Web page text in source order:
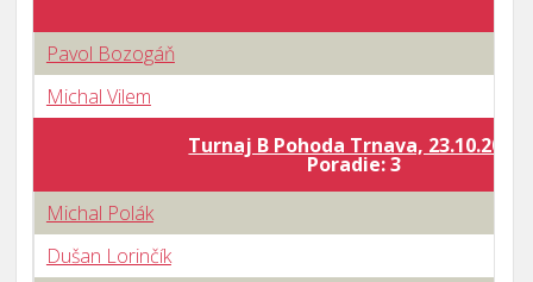
Pavol Bozogáň
Michal Vilem
Turnaj B Pohoda Trnava, 23.10.2021
Poradie: 3
Michal Polák
Dušan Lorinčík